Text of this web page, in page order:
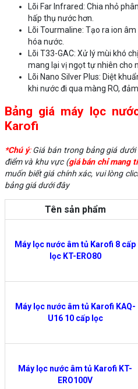
Lõi Far Infrared: Chia nhỏ
hấp thụ nước hơn.
Lõi Tourmaline: Tạo ra ion
hóa nước.
Lõi T33-GAC: Xử lý mùi khó
mang lại vị ngọt tự nhiên cho
Lõi Nano Silver Plus: Diệt
khi nước đi qua màng RO,
Bảng giá máy lọc
Karofi
*Chú ý:Giá bán trong bảng giá
điểm và khu vực (giá bán chỉ mang
muốn biết giá chính xác, vui lòng
bảng giá dưới đây
Tên sản phẩm
Máy lọc nước âm tủ Karofi 8 cấp
lọc KT-ERO80
Máy lọc nước âm tủ Karofi KAQ-
U16 10 cấp lọc
Máy lọc nước âm tủ Karofi KT-
ERO100V